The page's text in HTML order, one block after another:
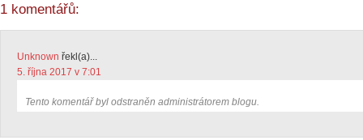
1 komentářů:
Unknown řekl(a)...
5. října 2017 v 7:01
Tento komentář byl odstraněn administrátorem blogu.